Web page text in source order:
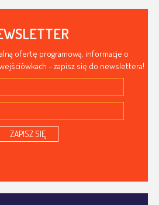
ofertę programową, informacje o
- zapisz się do newslettera!
ZAPISZ SIĘ